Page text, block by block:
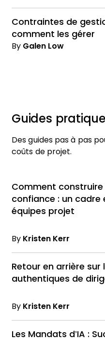
Contraintes de
comment les gérer
By Galen Low
Guides
Des guides pas à pas
coûts de projet.
Comment construire
confiance : un cadre
équipes projet
By Kristen Kerr
Retour en arrière sur
authentiques de
By Kristen Kerr
Les Mandats d’IA :